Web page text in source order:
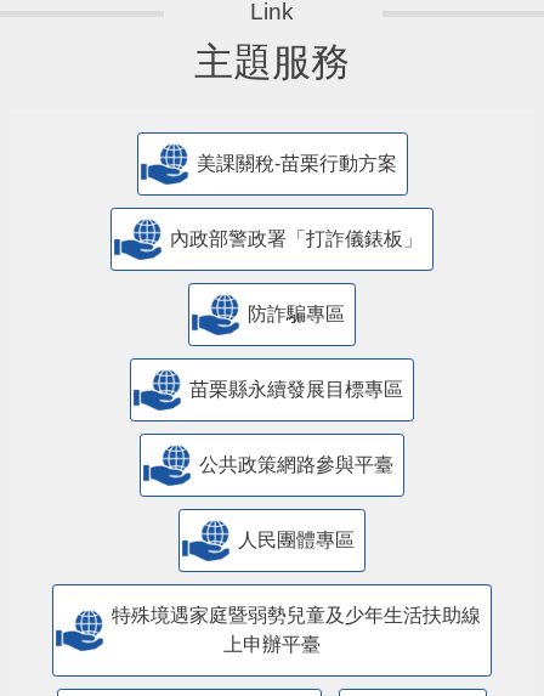
主題服務
美課關稅-苗栗行動方案
內政部警政署「打詐儀錶板」
防詐騙專區
苗栗縣永續發展目標專區
公共政策網路參與平臺
人民團體專區
特殊境遇家庭暨弱勢兒童及少年生活扶助線
上申辦平臺